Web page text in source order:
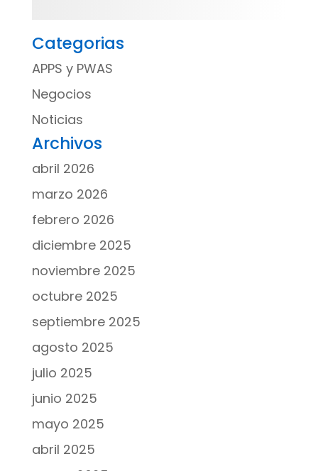
Categorias
APPS y PWAS
Negocios
Noticias
Archivos
abril 2026
marzo 2026
febrero 2026
diciembre 2025
noviembre 2025
octubre 2025
septiembre 2025
agosto 2025
julio 2025
junio 2025
mayo 2025
abril 2025